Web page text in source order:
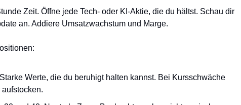
Zeit. Öffne jede Tech- oder KI-Aktie, die du hältst. Schau dir
an. Addiere Umsatzwachstum und Marge.
Werte, die du beruhigt halten kannst. Bei Kursschwäche